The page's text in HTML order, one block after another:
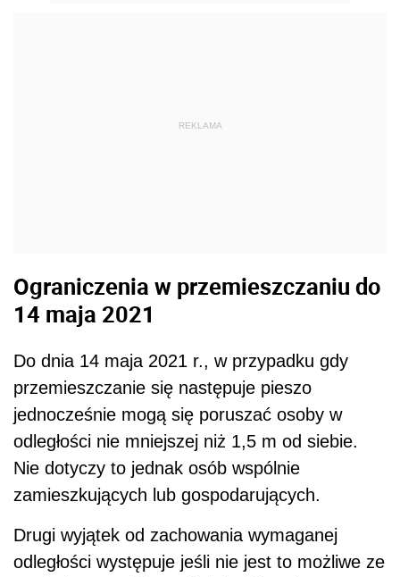
REKLAMA
Ograniczenia w przemieszczaniu do
14 maja 2021
Do dnia 14 maja 2021 r., w przypadku gdy
przemieszczanie się następuje pieszo
jednocześnie mogą się poruszać osoby w
odległości nie mniejszej niż 1,5 m od siebie.
Nie dotyczy to jednak osób wspólnie
zamieszkujących lub gospodarujących.
Drugi wyjątek od zachowania wymaganej
odległości występuje jeśli nie jest to możliwe ze